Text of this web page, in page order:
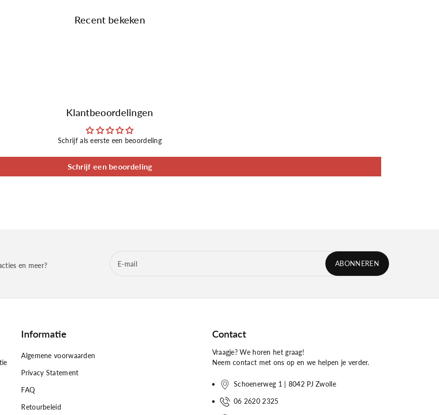
Recent bekeken
Klantbeoordelingen
Schrijf als eerste een beoordeling
Schrijf een beoordeling
en meer?
E‑mail ABONNEREN
Informatie
Algemene voorwaarden
Privacy Statement
FAQ
Retourbeleid
Contact
Vraagje? We horen het graag!
Neem contact met ons op en we helpen je verder.
Schoenerweg 1 | 8042 PJ Zwolle
06 2620 2325